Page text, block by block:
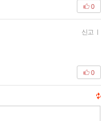
0
신고 |
0